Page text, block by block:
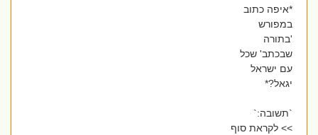
*איפה כתוב
במפורש
'בתורה
שבכתב' שכל
עם ישראל
יגאל?*
`תשובה:`
>> לקראת סוף